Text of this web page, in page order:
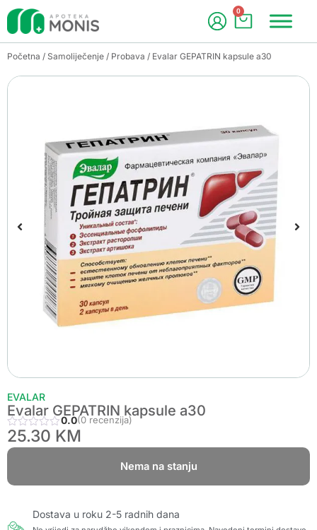
0
Početna / Samoliječenje / Probava / Evalar GEPATRIN kapsule a30
EVALAR
Evalar GEPATRIN kapsule a30
0.0(0 recenzija)
25.30 KM
Nema na stanju
Dostava u roku 2-5 radnih dana